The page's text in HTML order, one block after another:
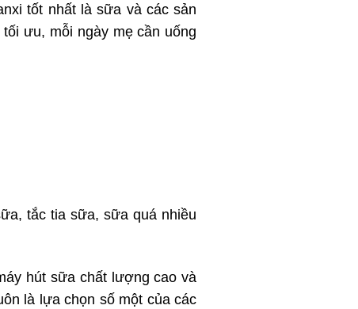
tốt nhất là sữa và các sản
ưu, mỗi ngày mẹ cần uống
tắc tia sữa, sữa quá nhiều
hút sữa chất lượng cao và
là lựa chọn số một của các